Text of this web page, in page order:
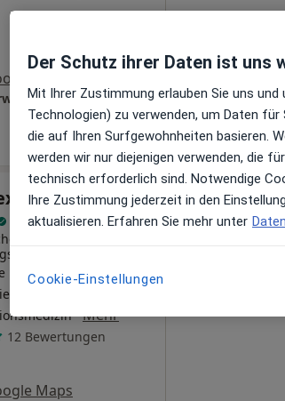
Maps
MVZ Ulm
Fertility Ulm
Krankenkasse,
·Mehr
12 Bewertungen
Maps
Heute
7 Aug
Online-
Der Schutz ihrer Daten ist uns
Mit Ihrer Zustimmung erlauben Sie uns
Technologien) zu verwenden, um Daten
die auf Ihren Surfgewohnheiten basieren.
werden wir nur diejenigen verwenden, die
technisch erforderlich sind. Notwendige
Ihre Zustimmung jederzeit in den
aktualisieren. Erfahren Sie mehr unter
Cookie-Einstellungen